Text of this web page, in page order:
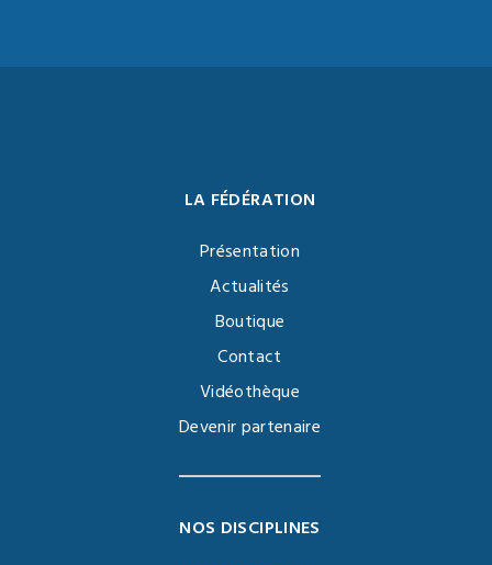
LA FÉDÉRATION
Présentation
Actualités
Boutique
Contact
Vidéothèque
Devenir partenaire
NOS DISCIPLINES